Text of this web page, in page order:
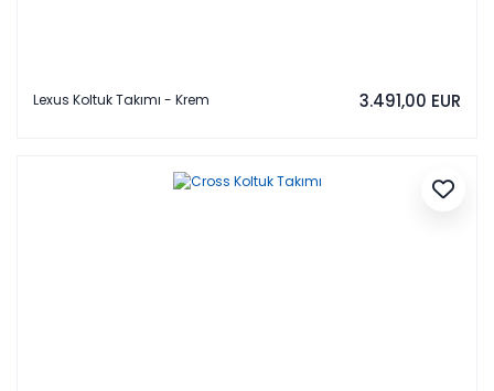
Lexus Koltuk Takımı - Krem 3.491,00 EUR